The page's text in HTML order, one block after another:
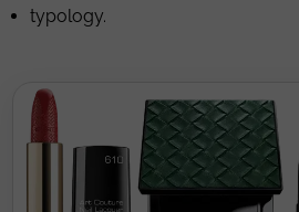
typology.